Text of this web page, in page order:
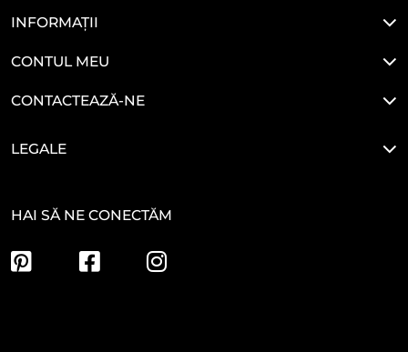
INFORMAȚII
CONTUL MEU
CONTACTEAZĂ-NE
LEGALE
HAI SĂ NE CONECTĂM